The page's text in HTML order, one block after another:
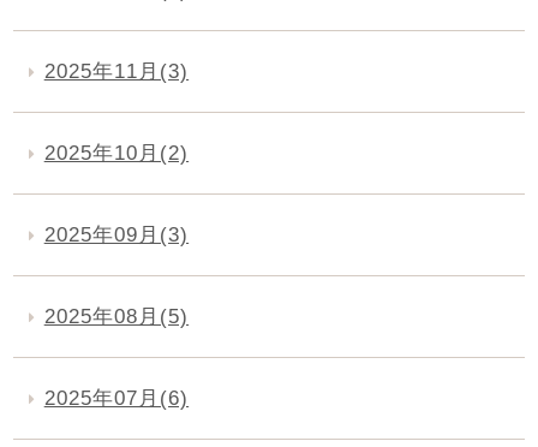
2025年11月(3)
2025年10月(2)
2025年09月(3)
2025年08月(5)
2025年07月(6)